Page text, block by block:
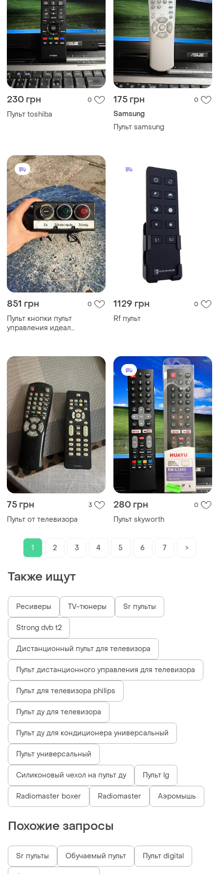
230 грн 0
Пульт toshiba
175 грн 0
Samsung
Пульт samsung
851 грн 0
Пульт кнопки пульт
управления идеал
1129 грн 0
Rf пульт
75 грн 3
Пульт от телевизора
280 грн 0
Пульт skyworth
1 2 3 4 5 6 7 >
Также ищут
Ресиверы TV-тюнеры Sr пульты
Strong dvb t2
Дистанционный пульт для телевизора
Пульт дистанционного управления для телевизора
Пульт для телевизора philips
Пульт ду для телевизора
Пульт ду для кондиционера универсальный
Пульт универсальный
Силиконовый чехол на пульт ду Пульт lg
Radiomaster boxer Radiomaster Аэромышь
Похожие запросы
Sr пульты Обучаемый пульт Пульт digital